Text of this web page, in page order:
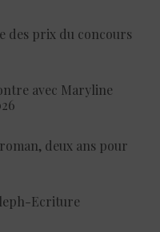
des prix du concours
avec Maryline
deux ans pour
Ecriture